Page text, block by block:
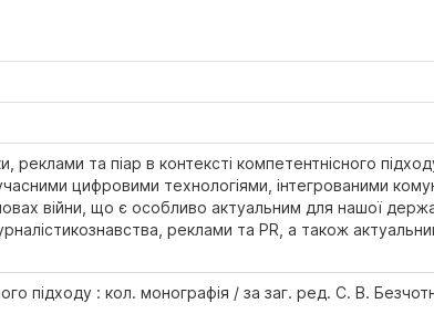
реклами та піар в контексті компетентнісного
цифровими технологіями, інтегрованими
війни, що є особливо актуальним для нашої
реклами та PR, а також
підходу : кол. монографія / за заг. ред. С. В.